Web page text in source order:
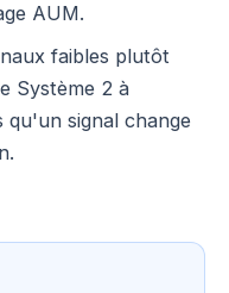
AUM.
faibles plutôt
Système 2 à
qu'un signal change